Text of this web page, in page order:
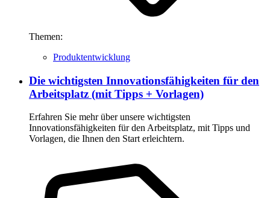
Themen:
Produktentwicklung
Die wichtigsten Innovationsfähigkeiten für den
Arbeitsplatz (mit Tipps + Vorlagen)
Erfahren Sie mehr über unsere wichtigsten
Innovationsfähigkeiten für den Arbeitsplatz, mit Tipps und
Vorlagen, die Ihnen den Start erleichtern.